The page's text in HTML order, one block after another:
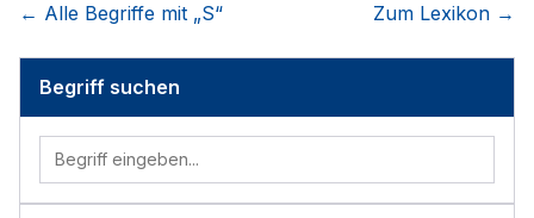
← Alle Begriffe mit „S“ Zum Lexikon →
Begriff suchen